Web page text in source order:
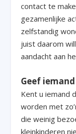
contact te
gezamenlijke
zelfstandig
juist daarom
aandacht aan
Geef
Kent u iemand
worden met
die weinig
kleinkinderen